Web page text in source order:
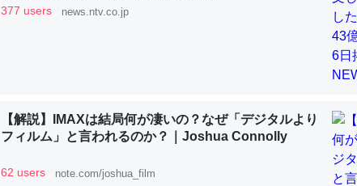
は」とあって面白い。海にいる鋏角類（カブトガニ・ウミグモ）は
─ニュース :: 【研究発表】昆虫学の大問題＝「昆虫はなぜ海にいないのか」に
これを元に考えるとカルシウムを大量に使う脊椎動物と貝類は苦労
類だと殻を無くしてナメクジになったり努力してるし。
377 users news.ntv.co.jp
【解説】IMAXは結局何が凄いの？なぜ「デジタルより
フィルム」と言われるのか？｜Joshua Connolly
62 users note.com/joshua_film